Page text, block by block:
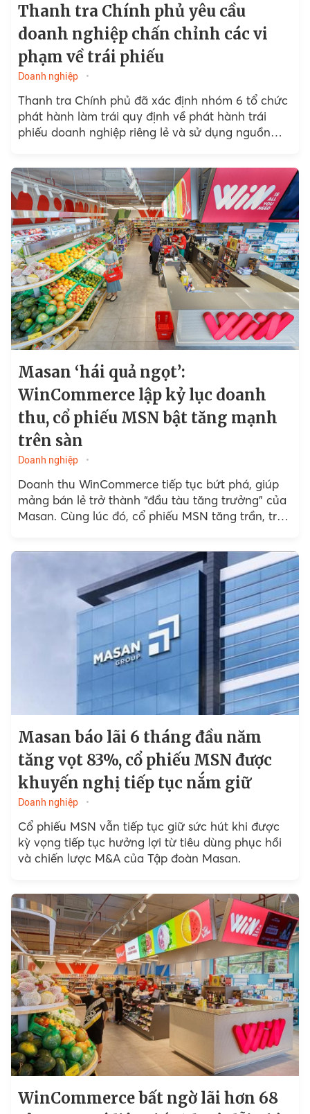
Thanh tra Chính phủ yêu cầu
doanh nghiệp chấn chỉnh các vi
phạm về trái phiếu
Doanh nghiệp
Thanh tra Chính phủ đã xác định nhóm 6 tổ chức
phát hành làm trái quy định về phát hành trái
phiếu doanh nghiệp riêng lẻ và sử dụng nguồn
Masan ‘hái quả ngọt’:
WinCommerce lập kỷ lục doanh
thu, cổ phiếu MSN bật tăng mạnh
trên sàn
Doanh nghiệp
Doanh thu WinCommerce tiếp tục bứt phá, giúp
mảng bán lẻ trở thành “đầu tàu tăng trưởng” của
Masan. Cùng lúc đó, cổ phiếu MSN tăng trần, trở
Masan báo lãi 6 tháng đầu năm
tăng vọt 83%, cổ phiếu MSN được
khuyến nghị tiếp tục nắm giữ
Doanh nghiệp
Cổ phiếu MSN vẫn tiếp tục giữ sức hút khi được
kỳ vọng tiếp tục hưởng lợi từ tiêu dùng phục hồi
và chiến lược M&A của Tập đoàn Masan.
WinCommerce bất ngờ lãi hơn 68